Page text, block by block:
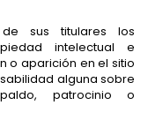
sus titulares los
intelectual e
o aparición en el sitio
alguna sobre
patrocinio o